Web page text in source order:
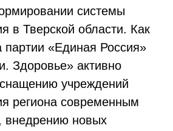
системы
в Тверской области. Как
партии «Единая Россия»
Здоровье» активно
учреждений
региона современным
внедрению новых